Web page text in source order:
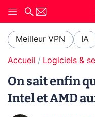
Meilleur VPN IA
Accueil Logiciels &
On sait enfin
Intel et AMD